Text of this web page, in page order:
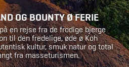
OG BOUNTY Ø FERIE
en rejse fra de frodige bjerge
til den fredelige, øde ø Koh
kultur, smuk natur og total
fra masseturismen.